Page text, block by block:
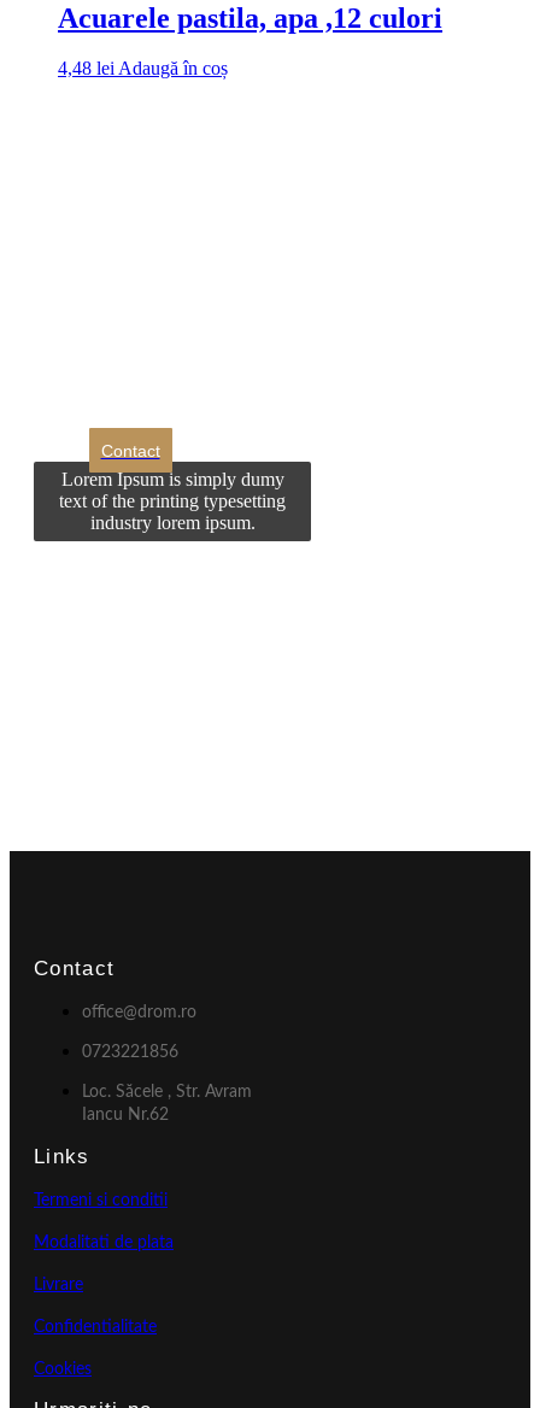
Acuarele pastila, apa ,12 culori
4,48 leiAdaugă în coș
Contact
Lorem Ipsum is simply dumy
text of the printing typesetting
industry lorem ipsum.
Contact
office@drom.ro
0723221856
Loc. Săcele , Str. Avram
Iancu Nr.62
Links
Termeni si conditii
Modalitati de plata
Livrare
Confidentialitate
Cookies